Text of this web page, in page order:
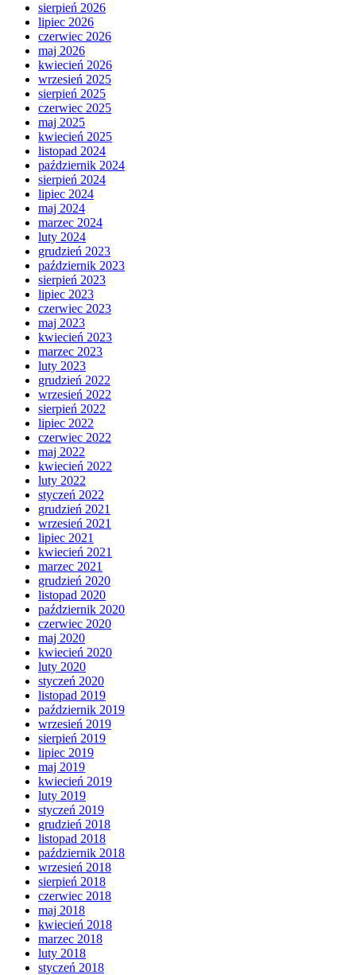
sierpień 2026
lipiec 2026
czerwiec 2026
maj 2026
kwiecień 2026
wrzesień 2025
sierpień 2025
czerwiec 2025
maj 2025
kwiecień 2025
listopad 2024
październik 2024
sierpień 2024
lipiec 2024
maj 2024
marzec 2024
luty 2024
grudzień 2023
październik 2023
sierpień 2023
lipiec 2023
czerwiec 2023
maj 2023
kwiecień 2023
marzec 2023
luty 2023
grudzień 2022
wrzesień 2022
sierpień 2022
lipiec 2022
czerwiec 2022
maj 2022
kwiecień 2022
luty 2022
styczeń 2022
grudzień 2021
wrzesień 2021
lipiec 2021
kwiecień 2021
marzec 2021
grudzień 2020
listopad 2020
październik 2020
czerwiec 2020
maj 2020
kwiecień 2020
luty 2020
styczeń 2020
listopad 2019
październik 2019
wrzesień 2019
sierpień 2019
lipiec 2019
maj 2019
kwiecień 2019
luty 2019
styczeń 2019
grudzień 2018
listopad 2018
październik 2018
wrzesień 2018
sierpień 2018
czerwiec 2018
maj 2018
kwiecień 2018
marzec 2018
luty 2018
styczeń 2018